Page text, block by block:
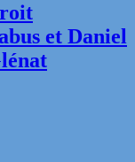
et Daniel